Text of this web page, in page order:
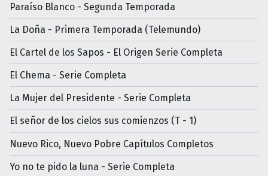
Paraíso Blanco - Segunda Temporada
La Doña - Primera Temporada (Telemundo)
El Cartel de los Sapos - El Origen Serie Completa
El Chema - Serie Completa
La Mujer del Presidente - Serie Completa
El señor de los cielos sus comienzos (T - 1)
Nuevo Rico, Nuevo Pobre Capítulos Completos
Yo no te pido la luna - Serie Completa